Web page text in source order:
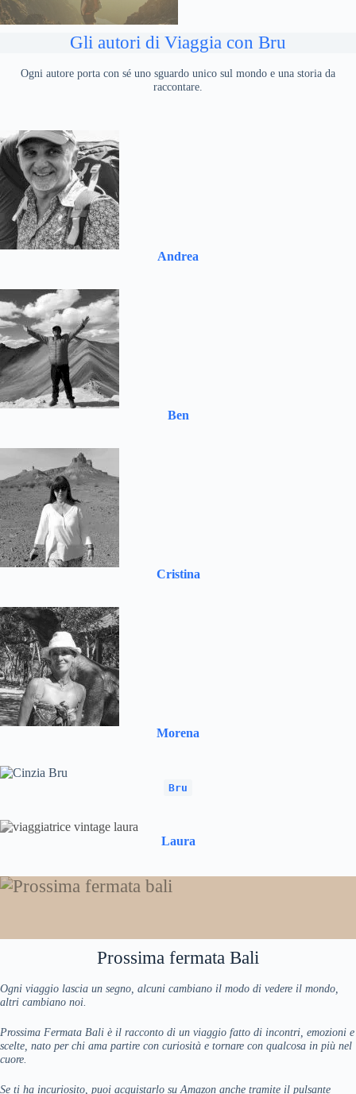
Gli autori di Viaggia con Bru
Ogni autore porta con sé uno sguardo unico sul mondo e una storia da
raccontare.
Andrea
Ben
Cristina
Morena
Bru
Laura
Prossima fermata Bali
Ogni viaggio lascia un segno, alcuni cambiano il modo di vedere il mondo,
altri cambiano noi.
Prossima Fermata Bali è il racconto di un viaggio fatto di incontri, emozioni e
scelte, nato per chi ama partire con curiosità e tornare con qualcosa in più nel
cuore.
Se ti ha incuriosito, puoi acquistarlo su Amazon anche tramite il pulsante